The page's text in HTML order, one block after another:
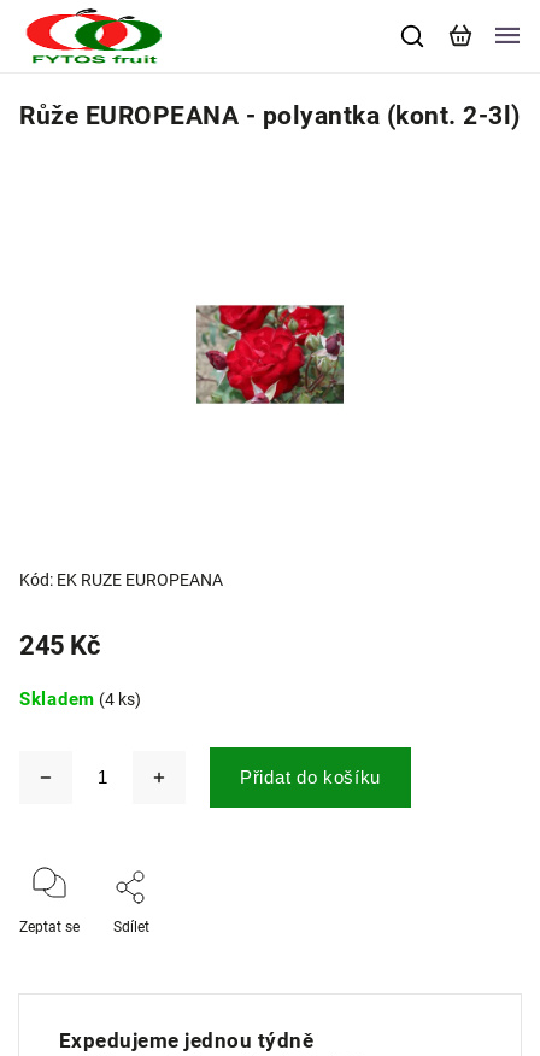
Růže EUROPEANA - polyantka (kont. 2-3l)
Kód: EK RUZE EUROPEANA
245 Kč
Skladem (4 ks)
Přidat do košíku
Zeptat se Sdílet
Expedujeme jednou týdně